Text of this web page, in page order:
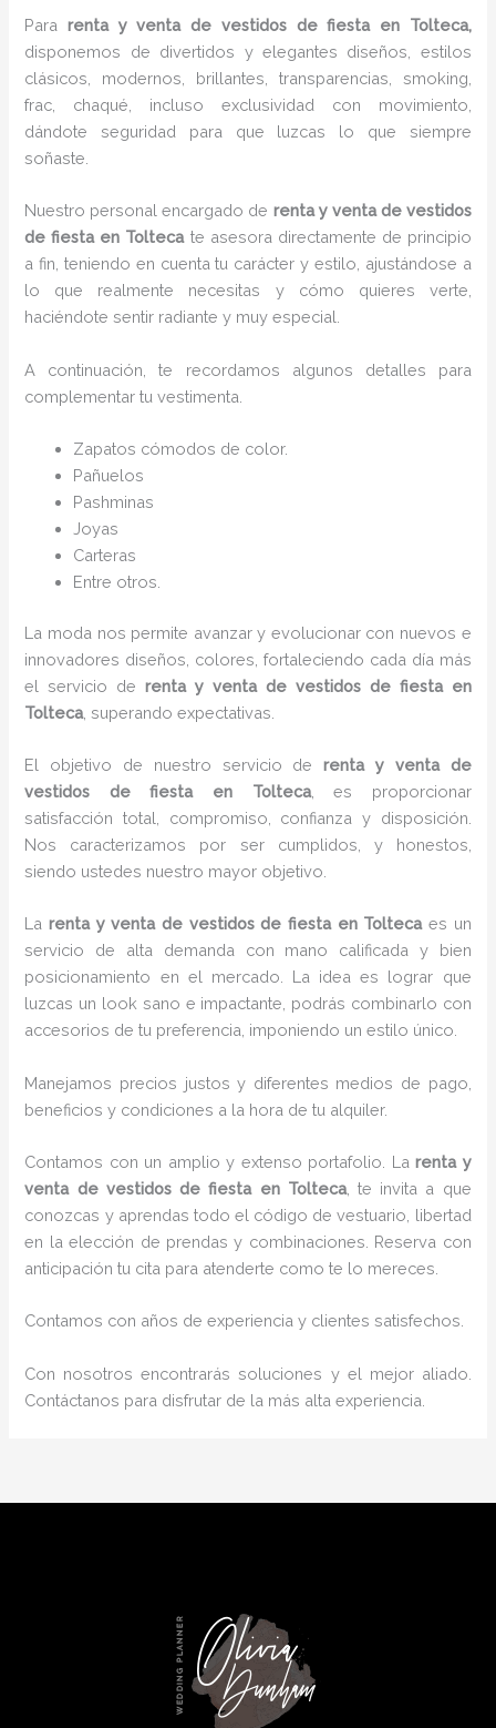
Pararenta y venta de vestidos de fiestaen Tolteca,
disponemos de divertidos y elegantes diseños, estilos
clásicos, modernos, brillantes, transparencias, smoking,
frac, chaqué, incluso exclusividad con movimiento,
dándote seguridad para que luzcas lo que siempre
soñaste.
Nuestro personal encargado de renta y venta de vestidos
de fiestaen Toltecate asesora directamente de principio
a fin, teniendo en cuenta tu carácter y estilo, ajustándose a
lo que realmente necesitas y cómo quieres verte,
haciéndote sentir radiante y muy especial.
A continuación, te recordamos algunos detalles para
complementar tu vestimenta.
Zapatos cómodos de color.
Pañuelos
Pashminas
Joyas
Carteras
Entre otros.
La moda nos permite avanzar y evolucionar con nuevos e
innovadores diseños, colores, fortaleciendo cada día más
el servicio derenta y venta de vestidos de fiesta en
Tolteca, superando expectativas.
El objetivo de nuestro servicio derenta y venta de
vestidos de fiesta
en Tolteca, es proporcionar
satisfacción total, compromiso, confianza y disposición.
Nos caracterizamos por ser cumplidos, y honestos,
siendo ustedes nuestro mayor objetivo.
Larenta y venta de vestidos de fiestaen Tolteca es un
servicio de alta demanda con mano calificada y bien
posicionamiento en el mercado. La idea es lograr que
luzcas un look sano e impactante, podrás combinarlo con
accesorios de tu preferencia, imponiendo un estilo único.
Manejamos precios justos y diferentes medios de pago,
beneficios y condiciones a la hora de tu alquiler.
Contamos con un amplio y extenso portafolio. Larenta y
venta de vestidos de fiesta en Tolteca, te invita a que
conozcas y aprendas todo el código de vestuario, libertad
en la elección de prendas y combinaciones. Reserva con
anticipación tu cita para atenderte como te lo mereces.
Contamos con años de experiencia y clientes satisfechos.
Con nosotros encontrarás soluciones y el mejor aliado.
Contáctanos para disfrutar de la más alta experiencia.